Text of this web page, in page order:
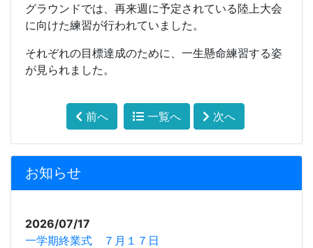
グラウンドでは、再来週に予定されている陸上大会
に向けた練習が行われていました。
それぞれの目標達成のために、一生懸命練習する姿
が見られました。
前へ 一覧へ 次へ
お知らせ
2026/07/17
一学期終業式 ７月１７日